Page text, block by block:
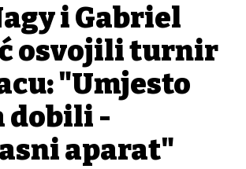
i Gabriel
osvojili turnir
"Umjesto
dobili -
aparat"